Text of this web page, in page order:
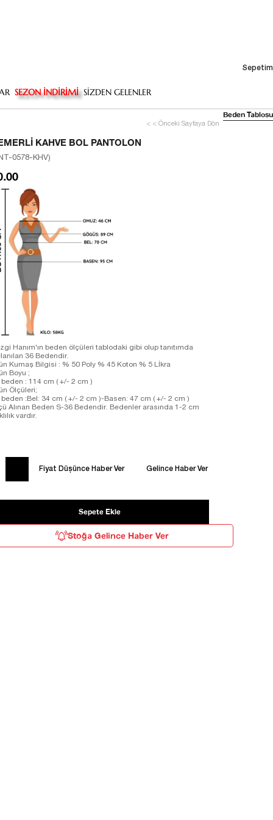
Sepetim
SEZON İNDİRİMİ SİZDEN GELENLER
< < Önceki Sayfaya Dön
KAHVE BOL PANTOLON
0578-KHV)
Hanım'ın beden ölçüleri tablodaki gibi olup tanıtımda
36 Bedendir.
Kumaş Bilgisi : % 50 Poly % 45 Koton % 5 Lİkra
Boyu ;
beden : 114 cm ( +/- 2 cm )
Ölçüleri;
beden :Bel: 34 cm ( +/- 2 cm )-Basen: 47 cm ( +/- 2 cm )
Alınan Beden S-36 Bedendir. Bedenler arasında 1-2 cm
vardır.
Fiyat Düşünce Haber Ver Gelince Haber Ver
Stoğa Gelince Haber Ver
Beden Tablosu